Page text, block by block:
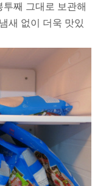
째 그대로 보관해
새 없이 더욱 맛있